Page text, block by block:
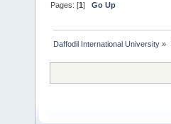
Pages: [1]Go Up
Daffodil International University »